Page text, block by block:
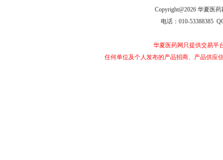
Copyright@2026 华夏医
电话：010-53388385
华夏医药网只提供交易平
任何单位及个人发布的产品招商、产品供应